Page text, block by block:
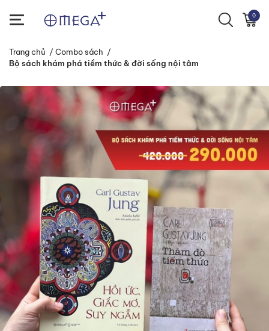
0
Trang chủ / Combo sách /
Bộ sách khám phá tiềm thức & đời sống nội tâm